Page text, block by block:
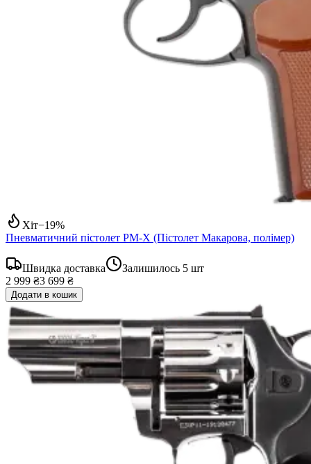
Хіт−19%
Пневматичний пістолет PM-X (Пістолет Макарова, полімер)
Швидка доставка Залишилось 5 шт
2 999 ₴3 699 ₴
Додати в кошик